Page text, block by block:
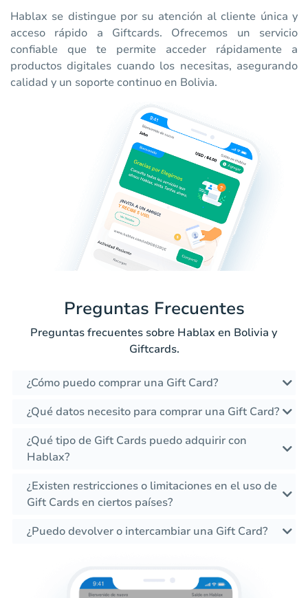
Hablax se distingue por su atención al cliente única y
acceso rápido a Giftcards. Ofrecemos un servicio
confiable que te permite acceder rápidamente a
productos digitales cuando los necesitas, asegurando
calidad y un soporte continuo en Bolivia.
Preguntas Frecuentes
Preguntas frecuentes sobre Hablax en Bolivia y
Giftcards.
¿Cómo puedo comprar una Gift Card?
¿Qué datos necesito para comprar una Gift Card?
¿Qué tipo de Gift Cards puedo adquirir con
Hablax?
¿Existen restricciones o limitaciones en el uso de
Gift Cards en ciertos países?
¿Puedo devolver o intercambiar una Gift Card?